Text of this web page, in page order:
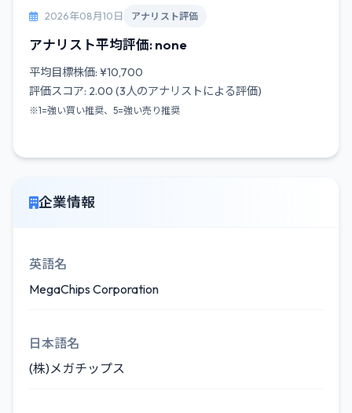
2026年08月10日 アナリスト評価
アナリスト平均評価: none
平均目標株価: ¥10,700
評価スコア: 2.00 (3人のアナリストによる評価)
※1=強い買い推奨、5=強い売り推奨
企業情報
英語名
MegaChips Corporation
日本語名
(株)メガチップス